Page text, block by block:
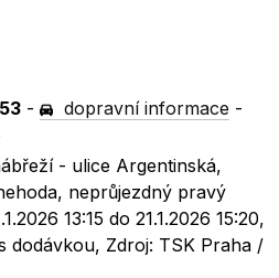
- dopravní informace -
- ulice Argentinská,
neprůjezdný pravý
13:15 do 21.1.2026 15:20,
dodávkou, Zdroj: TSK Praha /